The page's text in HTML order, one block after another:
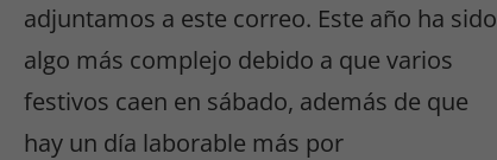
adjuntamos a este correo. Este año ha sido
algo más complejo debido a que varios
festivos caen en sábado, además de que
hay un día laborable más por